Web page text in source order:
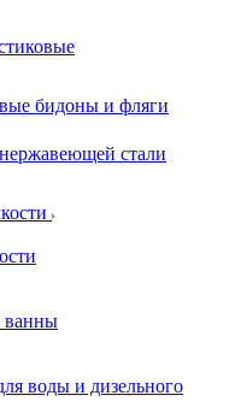
бидоны и фляги
стали
воды и дизельного